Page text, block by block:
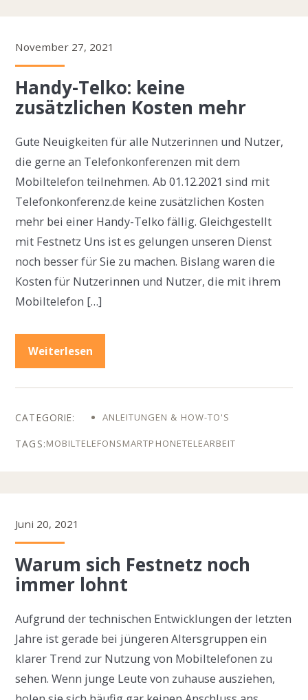
November 27, 2021
Handy-Telko: keine
zusätzlichen Kosten mehr
Gute Neuigkeiten für alle Nutzerinnen und Nutzer,
die gerne an Telefonkonferenzen mit dem
Mobiltelefon teilnehmen. Ab 01.12.2021 sind mit
Telefonkonferenz.de keine zusätzlichen Kosten
mehr bei einer Handy-Telko fällig. Gleichgestellt
mit Festnetz Uns ist es gelungen unseren Dienst
noch besser für Sie zu machen. Bislang waren die
Kosten für Nutzerinnen und Nutzer, die mit ihrem
Mobiltelefon […]
Weiterlesen
ANLEITUNGEN & HOW-TO'S
MOBILTELEFONSMARTPHONETELEARBEIT
Juni 20, 2021
Warum sich Festnetz noch
immer lohnt
Aufgrund der technischen Entwicklungen der letzten
Jahre ist gerade bei jüngeren Altersgruppen ein
klarer Trend zur Nutzung von Mobiltelefonen zu
sehen. Wenn junge Leute von zuhause ausziehen,